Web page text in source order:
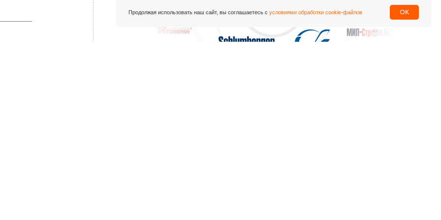
Продолжая использовать наш сайт, вы соглашаетесь с условиями обработки cookie-файлов OK